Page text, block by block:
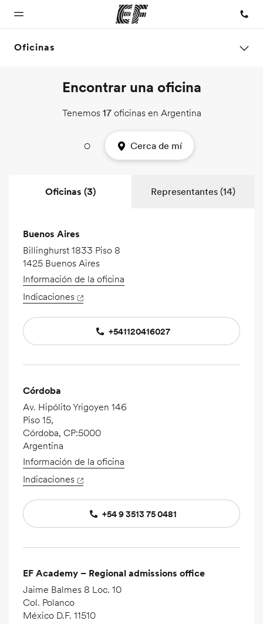
Programas
hacemos
Oficinas
Encontrá
una oficina
Sobre
nosotros
Oficinas
Encontrar una oficina
Tenemos17oficinas en Argentina
O Cerca de mí
Oficinas (3) Representantes (14)
Buenos Aires
Billinghurst 1833 Piso 8
1425 Buenos Aires
+541120416027
Información de la oficina
Indicaciones
Córdoba
Av. Hipólito Yrigoyen 146
Piso 15,
Córdoba, CP:5000
Argentina
+54 9 3513 75 0481
Información de la oficina
Indicaciones
EF Academy – Regional admissions office
Jaime Balmes 8 Loc. 10
Col. Polanco
México D.F. 11510